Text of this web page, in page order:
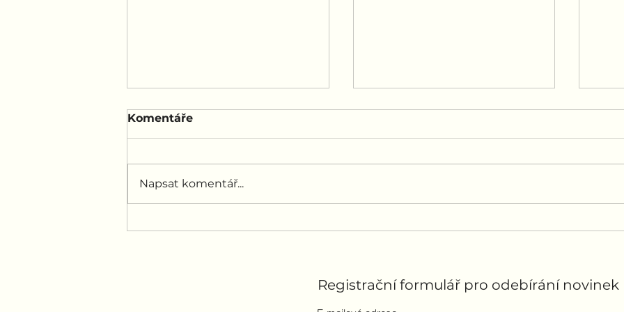
Komentáře
Napsat komentář...
Registrační formulář pro odebírání novinek